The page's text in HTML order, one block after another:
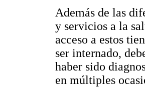
Además de las
y servicios a la
acceso a estos
ser internado,
haber sido
en múltiples